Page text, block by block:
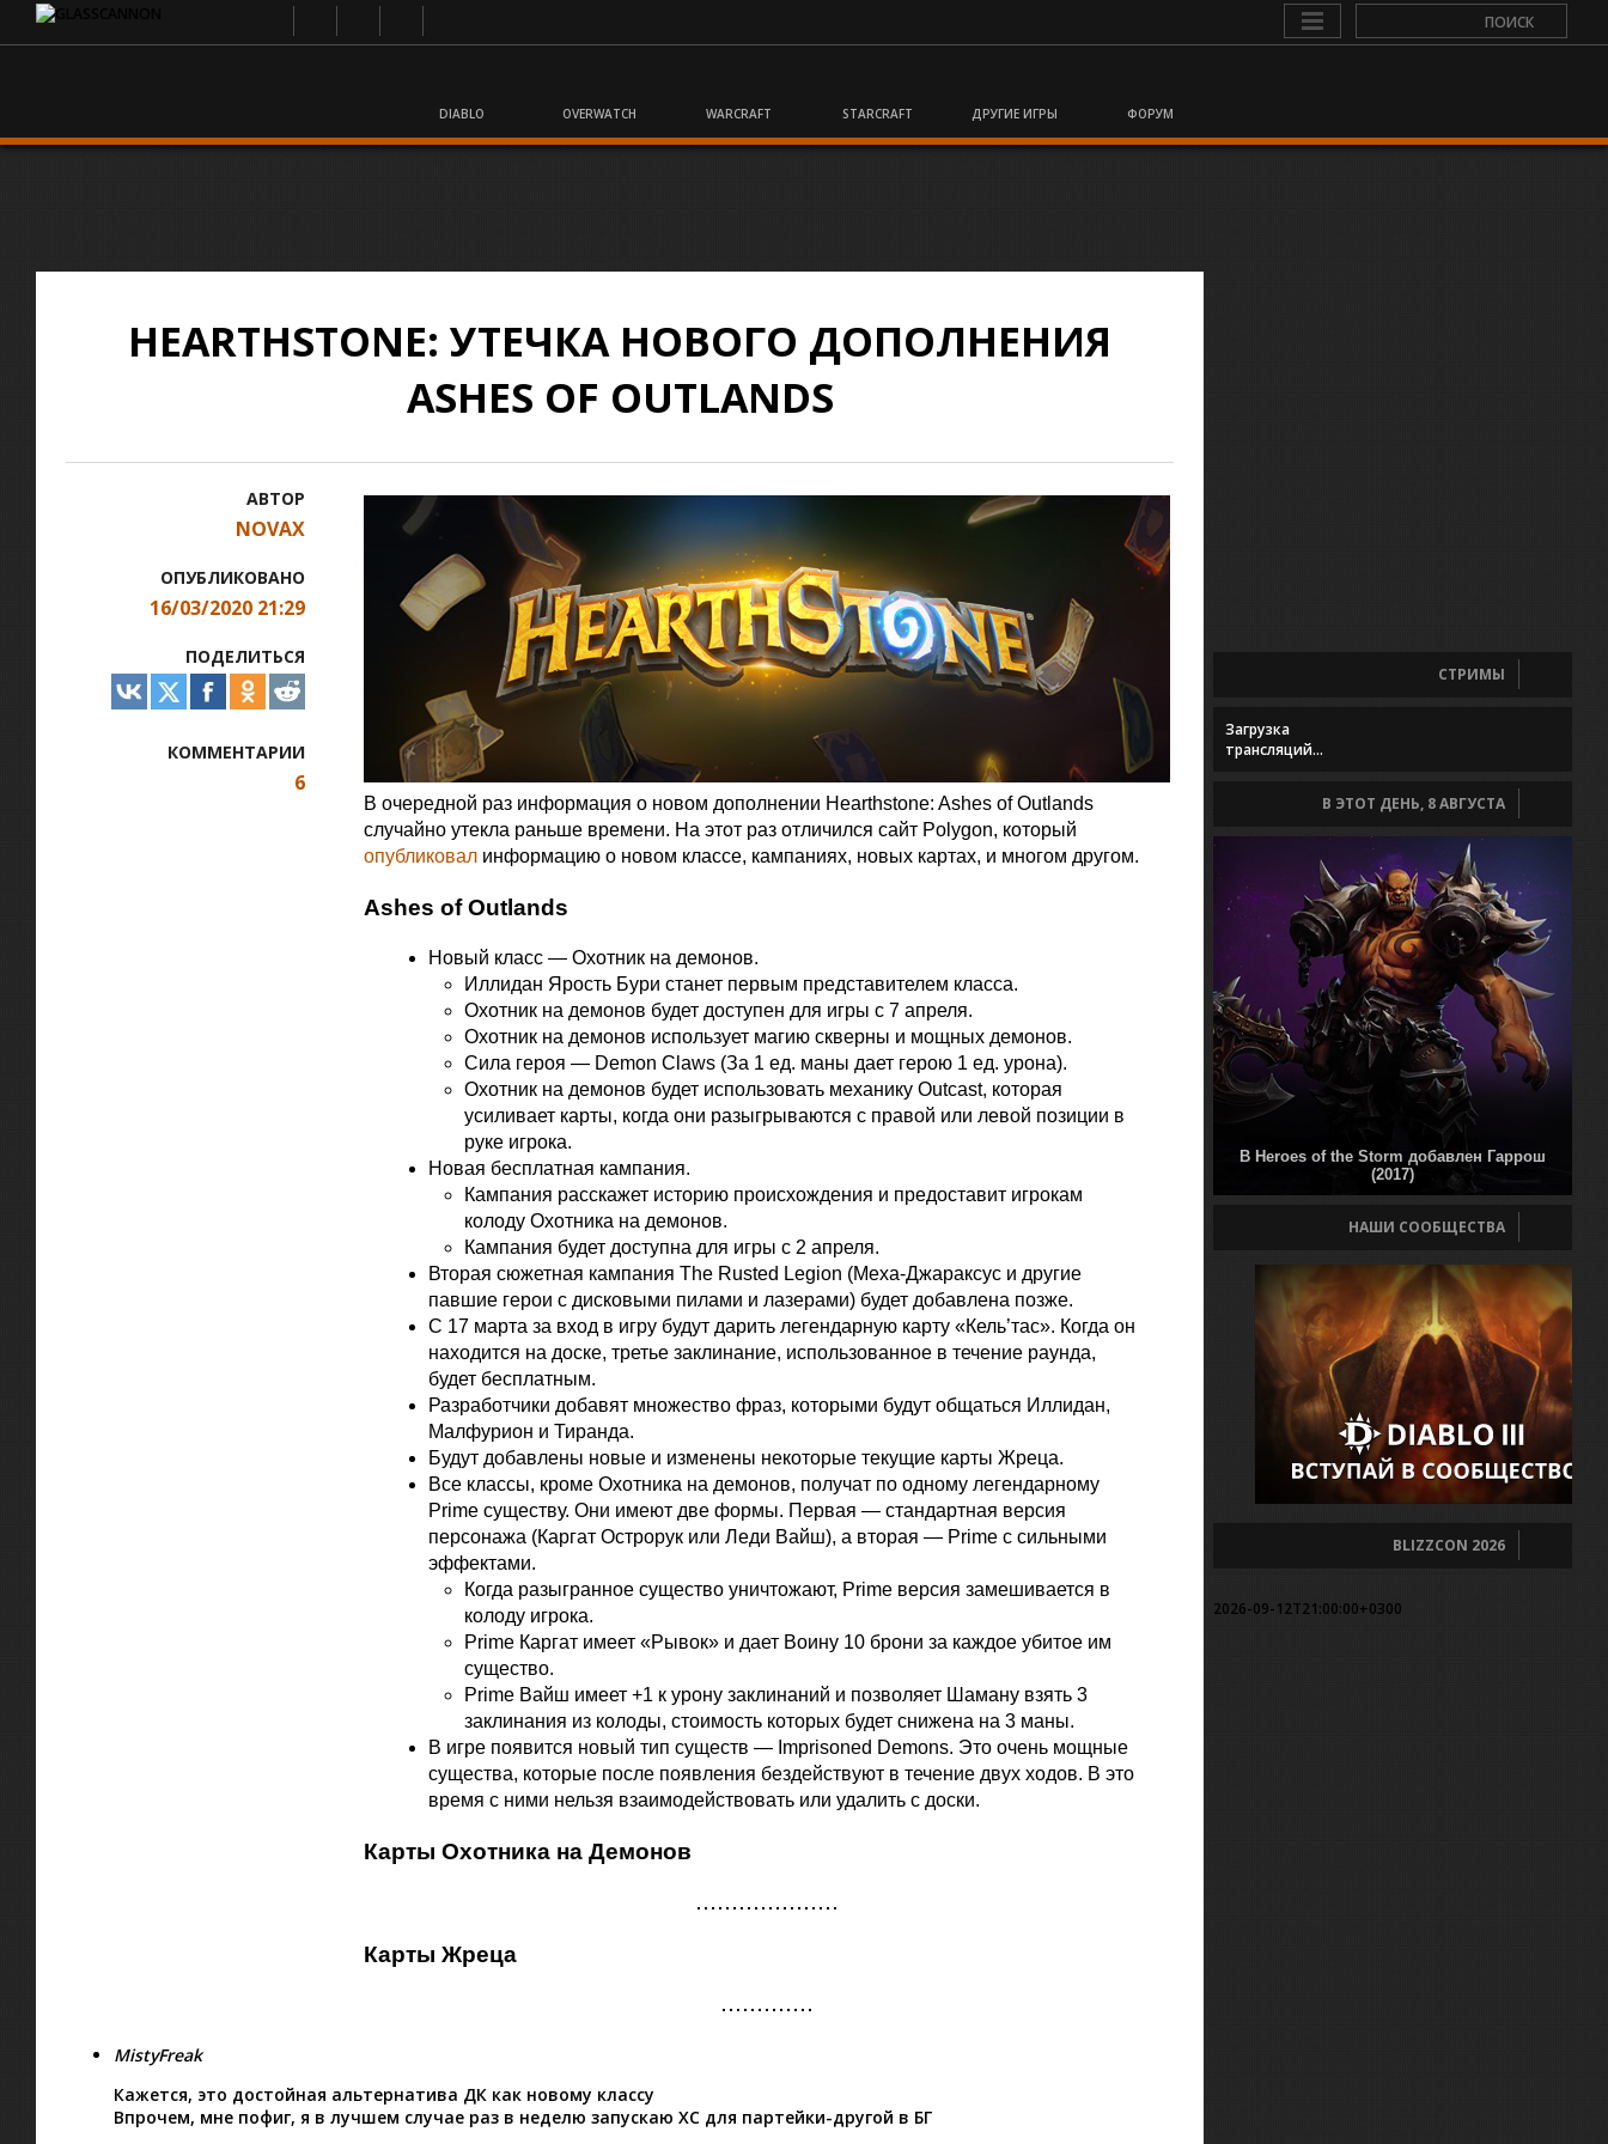
DIABLO OVERWATCH WARCRAFT STARCRAFT ДРУГИЕ ИГРЫ ФОРУМ
HEARTHSTONE: УТЕЧКА НОВОГО ДОПОЛНЕНИЯ
ASHES OF OUTLANDS
АВТОР
NOVAX
ОПУБЛИКОВАНО
16/03/2020 21:29
ПОДЕЛИТЬСЯ
КОММЕНТАРИИ
6
В очередной раз информация о новом дополнении Hearthstone: Ashes of Outlands
случайно утекла раньше времени. На этот раз отличился сайт Polygon, который
опубликовал информацию о новом классе, кампаниях, новых картах, и многом другом.
Ashes of Outlands
Новый класс — Охотник на демонов.
Иллидан Ярость Бури станет первым представителем класса.
Охотник на демонов будет доступен для игры с 7 апреля.
Охотник на демонов использует магию скверны и мощных демонов.
Сила героя — Demon Claws (За 1 ед. маны дает герою 1 ед. урона).
Охотник на демонов будет использовать механику Outcast, которая
усиливает карты, когда они разыгрываются с правой или левой позиции в
руке игрока.
Новая бесплатная кампания.
Кампания расскажет историю происхождения и предоставит игрокам
колоду Охотника на демонов.
Кампания будет доступна для игры с 2 апреля.
Вторая сюжетная кампания The Rusted Legion (Меха-Джараксус и другие
павшие герои с дисковыми пилами и лазерами) будет добавлена позже.
С 17 марта за вход в игру будут дарить легендарную карту «Кель’тас». Когда он
находится на доске, третье заклинание, использованное в течение раунда,
будет бесплатным.
Разработчики добавят множество фраз, которыми будут общаться Иллидан,
Малфурион и Тиранда.
Будут добавлены новые и изменены некоторые текущие карты Жреца.
Все классы, кроме Охотника на демонов, получат по одному легендарному
Prime существу. Они имеют две формы. Первая — стандартная версия
персонажа (Каргат Острорук или Леди Вайш), а вторая — Prime с сильными
эффектами.
Когда разыгранное существо уничтожают, Prime версия замешивается в
колоду игрока.
Prime Каргат имеет «Рывок» и дает Воину 10 брони за каждое убитое им
существо.
Prime Вайш имеет +1 к урону заклинаний и позволяет Шаману взять 3
заклинания из колоды, стоимость которых будет снижена на 3 маны.
В игре появится новый тип существ — Imprisoned Demons. Это очень мощные
существа, которые после появления бездействуют в течение двух ходов. В это
время с ними нельзя взаимодействовать или удалить с доски.
Карты Охотника на Демонов
Карты Жреца
MistyFreak
Кажется, это достойная альтернатива ДК как новому классу
Впрочем, мне пофиг, я в лучшем случае раз в неделю запускаю ХС для партейки-другой в БГ
СТРИМЫ
Загрузка
трансляций...
В ЭТОТ ДЕНЬ, 8 АВГУСТА
В Heroes of the Storm добавлен Гаррош
(2017)
НАШИ СООБЩЕСТВА
BLIZZCON 2026
2026-09-12T21:00:00+0300